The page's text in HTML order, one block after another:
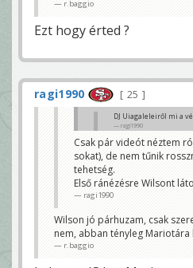
r.baggio
Ezt hogy érted ?
ragi1990 25
DJ Uiagaleleiről mi a
ragi1990
Ahogy Lawrence tovább áll,
és minden bizonnyal nem
sőt, minimum Mariota vagy
tőle
r.baggio
Csak pár videót néztem
sokat), de nem tűnik
tehetség.
Első ránézésre Wilsont
ragi1990
Wilson jó párhuzam, csak
nem, abban tényleg Mariotára
r.baggio